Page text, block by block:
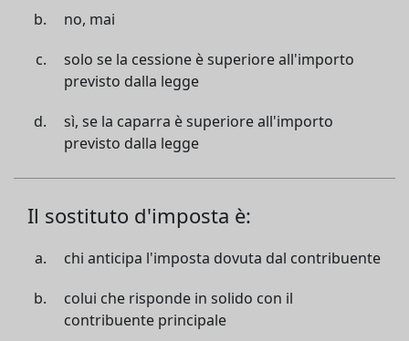
no, mai
solo se la cessione è superiore all'importo
previsto dalla legge
sì, se la caparra è superiore all'importo
previsto dalla legge
Il sostituto d'imposta è:
chi anticipa l'imposta dovuta dal contribuente
colui che risponde in solido con il
contribuente principale